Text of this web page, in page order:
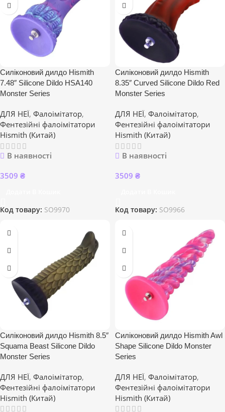
Силіконовий дилдо Hismith
7.48″ Silicone Dildo HSA140
Monster Series
ДЛЯ НЕЇ, Фалоімітатор,
Фентезійні фалоімітатори
Hismith (Китай)
В наявності
3509 ₴
Код товару: SO9970
Силіконовий дилдо Hismith
8.35″ Curved Silicone Dildo Red
Monster Series
ДЛЯ НЕЇ, Фалоімітатор,
Фентезійні фалоімітатори
Hismith (Китай)
В наявності
3509 ₴
Код товару: SO9966
Силіконовий дилдо Hismith 8.5″
Squama Beast Silicone Dildo
Monster Series
ДЛЯ НЕЇ, Фалоімітатор,
Фентезійні фалоімітатори
Hismith (Китай)
Силіконовий дилдо Hismith Awl
Shape Silicone Dildo Monster
Series
ДЛЯ НЕЇ, Фалоімітатор,
Фентезійні фалоімітатори
Hismith (Китай)